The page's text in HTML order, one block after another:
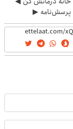
پرسش‌نامه ▶